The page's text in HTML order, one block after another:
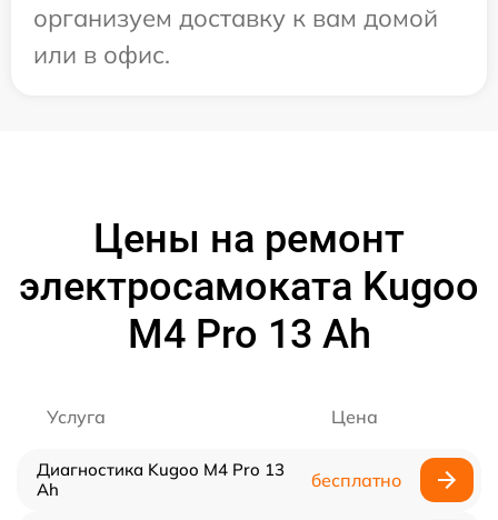
организуем доставку к вам домой
или в офис.
Цены на ремонт
электросамоката Kugoo
M4 Pro 13 Ah
Услуга Цена
Диагностика Kugoo M4 Pro 13
Ah
бесплатно